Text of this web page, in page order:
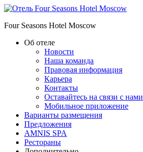
Four Seasons Hotel Moscow
Об отеле
Новости
Наша команда
Правовая информация
Карьера
Контакты
Оставайтесь на связи с нами
Мобильное приложение
Варианты размещения
Предложения
AMNIS SPA
Рестораны